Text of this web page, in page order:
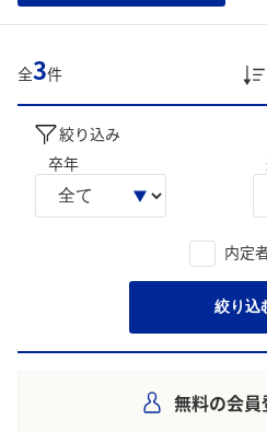
全3件
絞り込み
卒年
内定
絞り込
無料の会員